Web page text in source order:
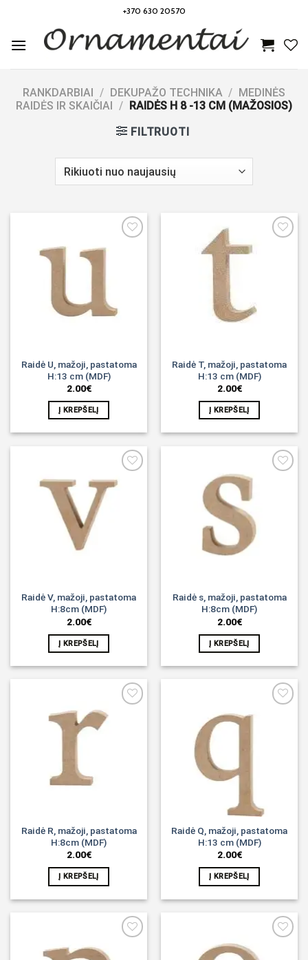
content
+370 630 20570
RANKDARBIAI / DEKUPAŽO TECHNIKA / MEDINĖS
RAIDĖS IR SKAIČIAI / RAIDĖS H 8 -13 CM (MAŽOSIOS)
FILTRUOTI
Raidė U, mažoji, pastatoma
H:13 cm (MDF)
2.00€
Į KREPŠELĮ
Raidė T, mažoji, pastatoma
H:13 cm (MDF)
2.00€
Į KREPŠELĮ
Raidė V, mažoji, pastatoma
H:8cm (MDF)
2.00€
Į KREPŠELĮ
Raidė s, mažoji, pastatoma
H:8cm (MDF)
2.00€
Į KREPŠELĮ
Raidė R, mažoji, pastatoma
H:8cm (MDF)
2.00€
Į KREPŠELĮ
Raidė Q, mažoji, pastatoma
H:13 cm (MDF)
2.00€
Į KREPŠELĮ